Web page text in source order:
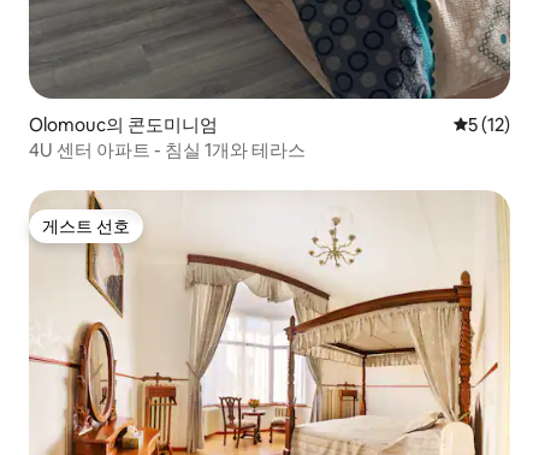
Olomouc의 콘도미니엄 평점 5점
5 (12)
4U 센터 아파트 - 침실 1개와 테라스
게스트 선호
게스트 선호